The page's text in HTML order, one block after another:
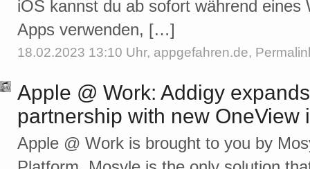
iOS kannst du ab sofort während eines
Apps verwenden, […]
18.02.2023 13:10 Uhr, appgefahren.de,
Apple @ Work: Addigy
partnership with new OneView
Apple @ Work is brought to you by